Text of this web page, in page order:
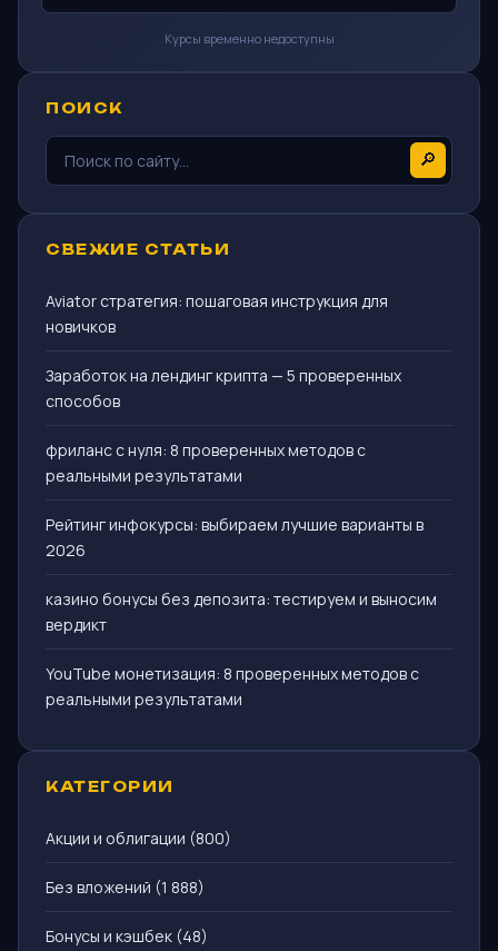
Курсы временно недоступны
ПОИСК
🔎
СВЕЖИЕ СТАТЬИ
Aviator стратегия: пошаговая инструкция для
новичков
Заработок на лендинг крипта — 5 проверенных
способов
фриланс с нуля: 8 проверенных методов с
реальными результатами
Рейтинг инфокурсы: выбираем лучшие варианты в
2026
казино бонусы без депозита: тестируем и выносим
вердикт
YouTube монетизация: 8 проверенных методов с
реальными результатами
КАТЕГОРИИ
Акции и облигации (800)
Без вложений (1 888)
Бонусы и кэшбек (48)